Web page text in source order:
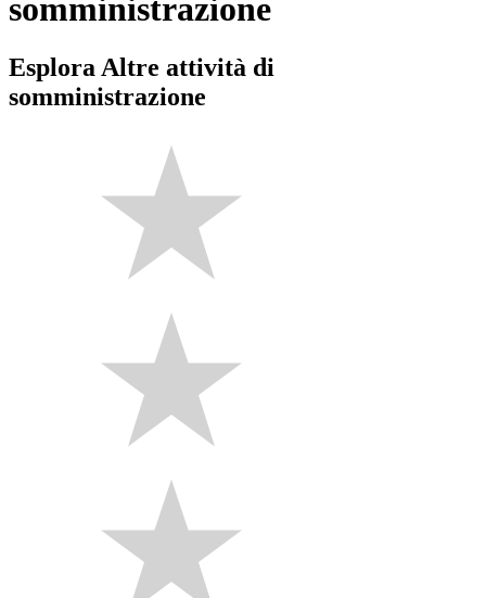
somministrazione
Esplora Altre attività di
somministrazione